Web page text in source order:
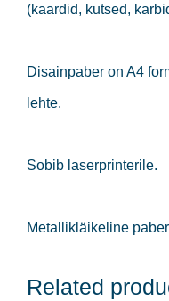
(kaardid, kutsed,
Disainpaber on A4
lehte.
Sobib laserprinterile.
Metallikläikeline
Related